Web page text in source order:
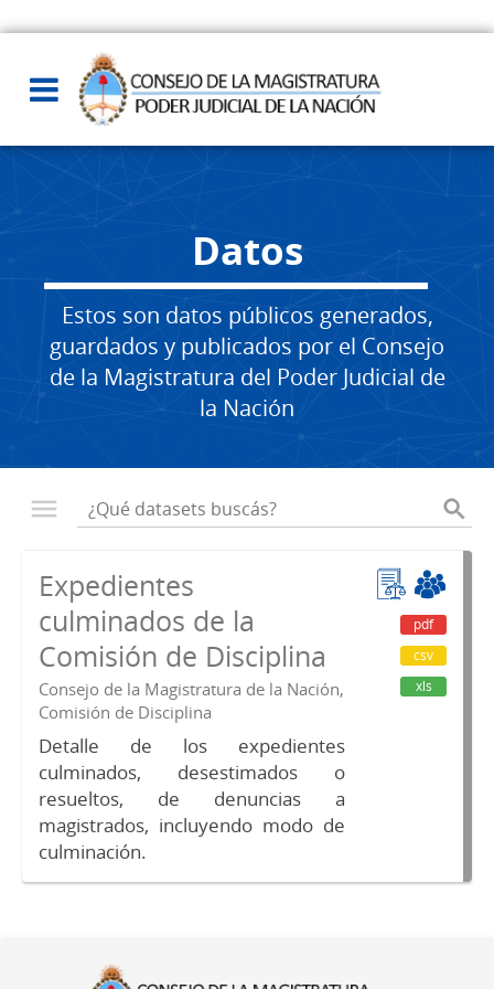
Datos
Estos son datos públicos generados,
guardados y publicados por el Consejo
de la Magistratura del Poder Judicial de
la Nación
Expedientes
culminados de la
Comisión de Disciplina
Consejo de la Magistratura de la Nación,
Comisión de Disciplina
Detalle de los expedientes
culminados, desestimados o
resueltos, de denuncias a
magistrados, incluyendo modo de
culminación.
pdf
csv
xls